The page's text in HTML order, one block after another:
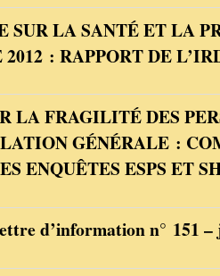
SUR LA SANTÉ ET LA
: RAPPORT DE
LA FRAGILITÉ DES
GÉNÉRALE :
ENQUÊTES ESPS ET
d’information n° 151